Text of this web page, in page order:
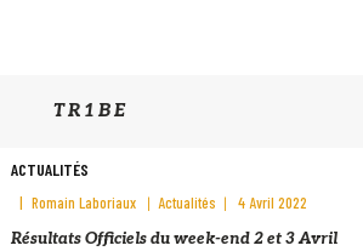
TR1BE
ACTUALITÉS
Romain Laboriaux Actualités
4 Avril 2022
Résultats Officiels du week-end 2 et 3 Avril